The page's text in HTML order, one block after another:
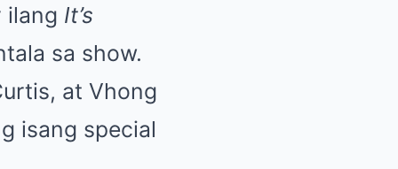
ilang It’s
sa show.
at Vhong
isang special